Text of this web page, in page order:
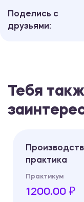
Поделись с
друзьями:
Тебя
практика
Практикум
1200.00 ₽